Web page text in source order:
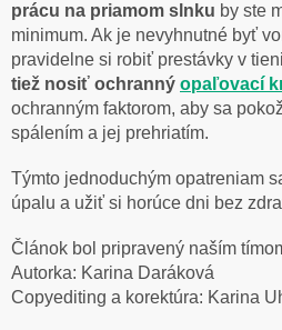
prácu na priamom slnku by ste
minimum. Ak je nevyhnutné byť
pravidelne si robiť prestávky v
tiež nosiť ochranný opaľovací
ochranným faktorom, aby sa
spálením a jej prehriatím.
Týmto jednoduchým opatreniam
úpalu a užiť si horúce dni bez
Článok bol pripravený naším
Autorka: Karina Daráková
Copyediting a korektúra: Karina